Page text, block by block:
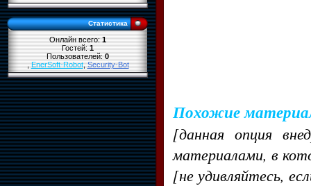
Статистика
Онлайн всего:1
Гостей:1
Пользователей:0
,EnerSoft-Robot,Security-Bot
Похожие
[данная опция
материалами, в
[не удивляйтесь,